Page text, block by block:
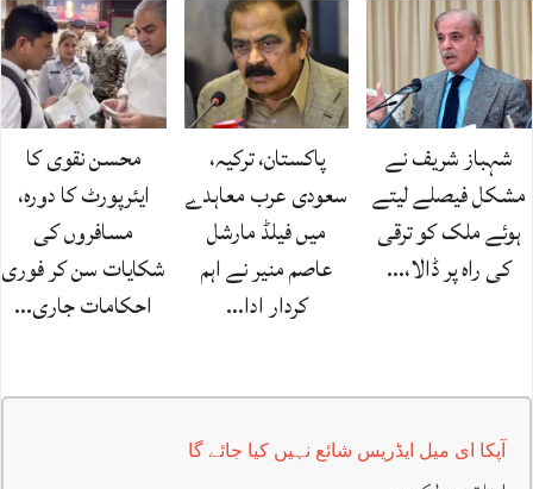
شہباز شریف نے
مشکل فیصلے لیتے
ہوئے ملک کو ترقی
کی راہ پر ڈالا،…
پاکستان، ترکیہ،
سعودی عرب معاہدے
میں فیلڈ مارشل
عاصم منیر نے اہم
کردار ادا…
محسن نقوی کا
ایئرپورٹ کا دورہ،
مسافروں کی
شکایات سن کر فوری
احکامات جاری…
آپکا ای میل ایڈریس شائع نہیں کیا جائے گا